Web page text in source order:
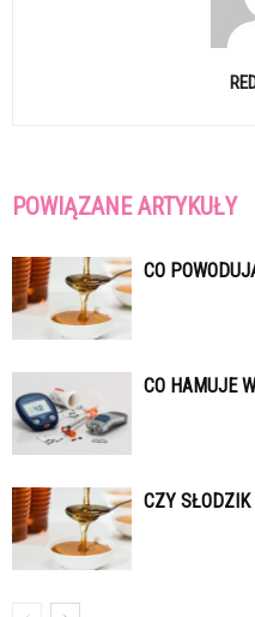
POWIĄZANE ARTYKUŁY
CO
CO HAMUJE
CZY